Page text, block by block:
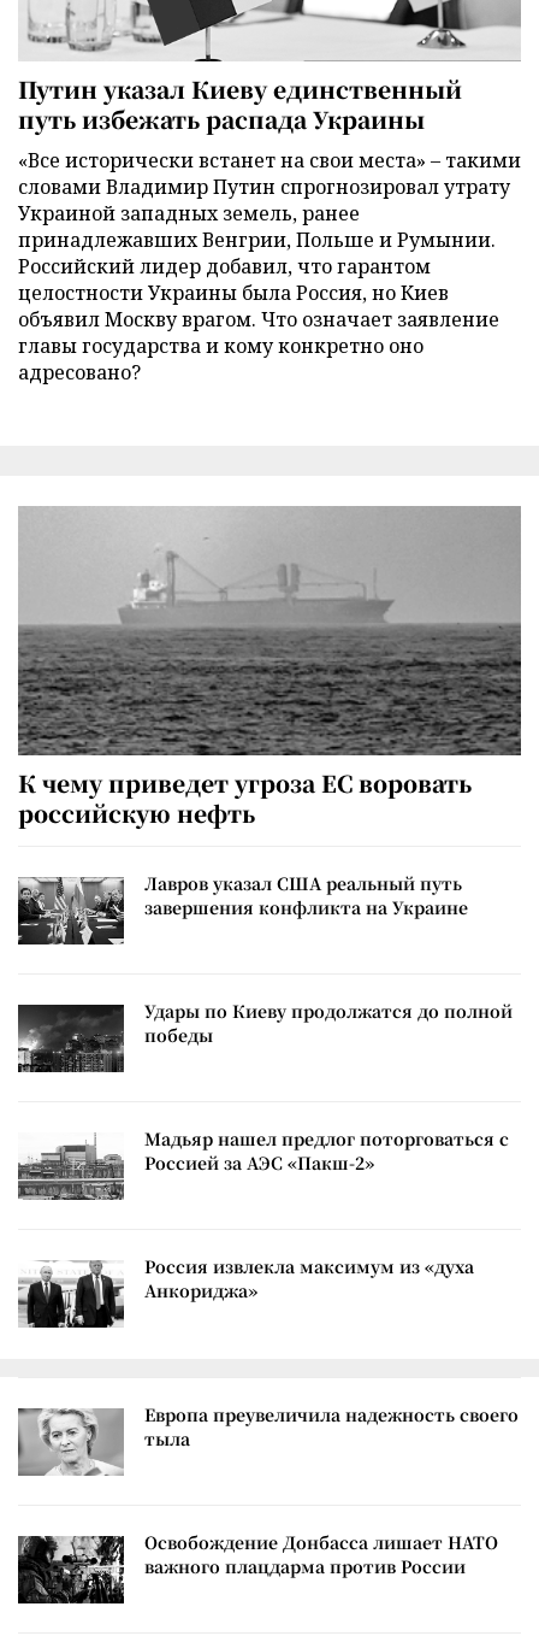
Путин указал Киеву единственный
путь избежать распада Украины
«Все исторически встанет на свои места» – такими
словами Владимир Путин спрогнозировал утрату
Украиной западных земель, ранее
принадлежавших Венгрии, Польше и Румынии.
Российский лидер добавил, что гарантом
целостности Украины была Россия, но Киев
объявил Москву врагом. Что означает заявление
главы государства и кому конкретно оно
адресовано?
К чему приведет угроза ЕС воровать
российскую нефть
Лавров указал США реальный путь
завершения конфликта на Украине
Удары по Киеву продолжатся до полной
победы
Мадьяр нашел предлог поторговаться с
Россией за АЭС «Пакш-2»
Россия извлекла максимум из «духа
Анкориджа»
Европа преувеличила надежность своего
тыла
Освобождение Донбасса лишает НАТО
важного плацдарма против России